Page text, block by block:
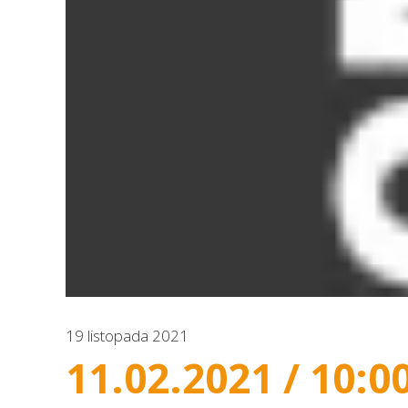
19 listopada 2021
11.02.2021 /